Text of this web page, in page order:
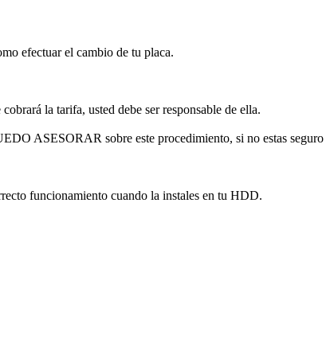
efectuar el cambio de tu placa.
la tarifa, usted debe ser responsable de ella.
ASESORAR sobre este procedimiento, si no estas seguro
funcionamiento cuando la instales en tu HDD.